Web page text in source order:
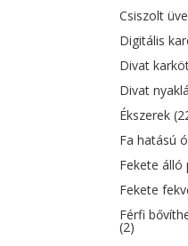
Csiszolt
Digitális
Divat
Divat
Ékszerek
Fa hatású
Fekete
Fekete
Férfi
(2)